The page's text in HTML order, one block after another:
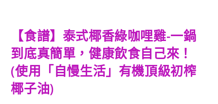
【食譜】泰式椰香綠咖哩雞-一鍋
到底真簡單，健康飲食自己來！
(使用「自慢生活」有機頂級初榨
椰子油)